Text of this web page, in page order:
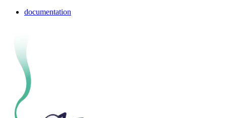
documentation